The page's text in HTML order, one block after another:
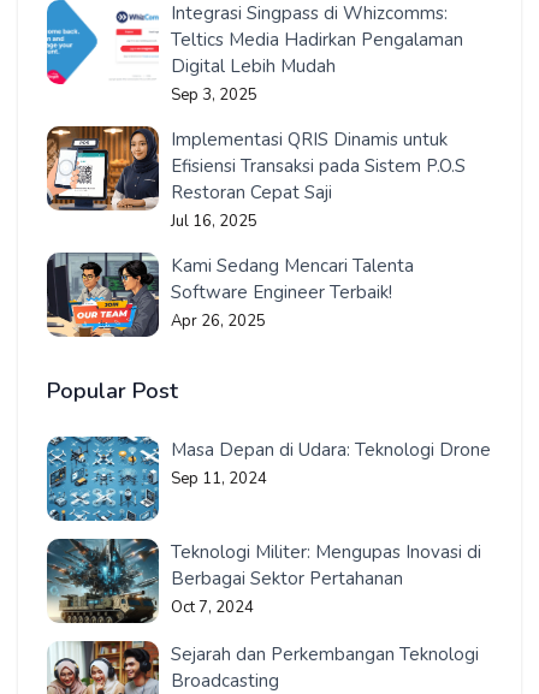
Integrasi Singpass di Whizcomms:
Teltics Media Hadirkan Pengalaman
Digital Lebih Mudah
Sep 3, 2025
Implementasi QRIS Dinamis untuk
Efisiensi Transaksi pada Sistem P.O.S
Restoran Cepat Saji
Jul 16, 2025
Kami Sedang Mencari Talenta
Software Engineer Terbaik!
Apr 26, 2025
Popular Post
Masa Depan di Udara: Teknologi Drone
Sep 11, 2024
Teknologi Militer: Mengupas Inovasi di
Berbagai Sektor Pertahanan
Oct 7, 2024
Sejarah dan Perkembangan Teknologi
Broadcasting